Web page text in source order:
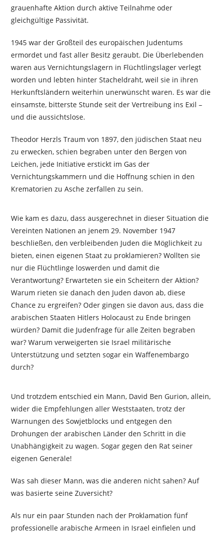
grauenhafte Aktion durch aktive Teilnahme oder
gleichgültige Passivität.
1945 war der Großteil des europäischen Judentums
ermordet und fast aller Besitz geraubt. Die Überlebenden
waren aus Vernichtungslagern in Flüchtlingslager verlegt
worden und lebten hinter Stacheldraht, weil sie in ihren
Herkunftsländern weiterhin unerwünscht waren. Es war die
einsamste, bitterste Stunde seit der Vertreibung ins Exil –
und die aussichtslose.
Theodor Herzls Traum von 1897, den jüdischen Staat neu
zu erwecken, schien begraben unter den Bergen von
Leichen, jede Initiative erstickt im Gas der
Vernichtungskammern und die Hoffnung schien in den
Krematorien zu Asche zerfallen zu sein.
Wie kam es dazu, dass ausgerechnet in dieser Situation die
Vereinten Nationen an jenem 29. November 1947
beschließen, den verbleibenden Juden die Möglichkeit zu
bieten, einen eigenen Staat zu proklamieren? Wollten sie
nur die Flüchtlinge loswerden und damit die
Verantwortung? Erwarteten sie ein Scheitern der Aktion?
Warum rieten sie danach den Juden davon ab, diese
Chance zu ergreifen? Oder gingen sie davon aus, dass die
arabischen Staaten Hitlers Holocaust zu Ende bringen
würden? Damit die Judenfrage für alle Zeiten begraben
war? Warum verweigerten sie Israel militärische
Unterstützung und setzten sogar ein Waffenembargo
durch?
Und trotzdem entschied ein Mann, David Ben Gurion, allein,
wider die Empfehlungen aller Weststaaten, trotz der
Warnungen des Sowjetblocks und entgegen den
Drohungen der arabischen Länder den Schritt in die
Unabhängigkeit zu wagen. Sogar gegen den Rat seiner
eigenen Generäle!
Was sah dieser Mann, was die anderen nicht sahen? Auf
was basierte seine Zuversicht?
Als nur ein paar Stunden nach der Proklamation fünf
professionelle arabische Armeen in Israel einfielen und